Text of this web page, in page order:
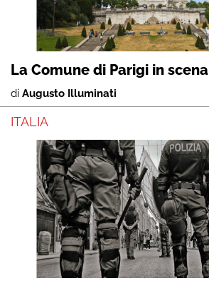
La Comune di Parigi in scena
di Augusto Illuminati
ITALIA